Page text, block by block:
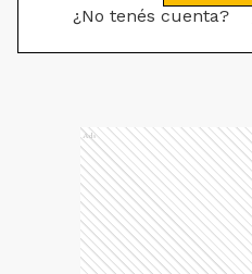
¿No tenés cuenta?
Ads